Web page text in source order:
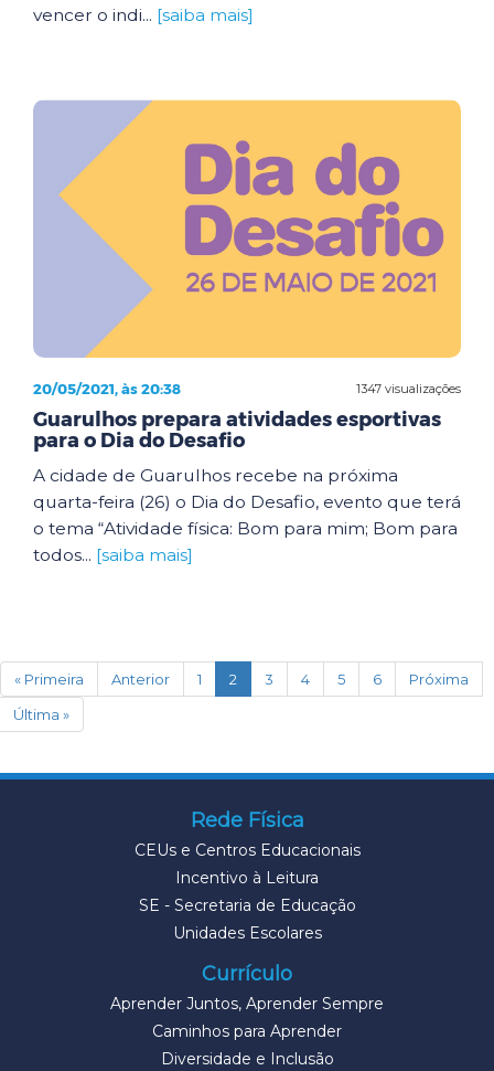
vencer o indi... [saiba mais]
1347 visualizações
20/05/2021, às 20:38
Guarulhos prepara atividades esportivas
para o Dia do Desafio
A cidade de Guarulhos recebe na próxima
quarta-feira (26) o Dia do Desafio, evento que terá
o tema “Atividade física: Bom para mim; Bom para
todos... [saiba mais]
« Primeira Anterior 1 2 (current)
3 4 5 6
Próxima
Última »
Rede Física
CEUs e Centros Educacionais
Incentivo à Leitura
SE - Secretaria de Educação
Unidades Escolares
Currículo
Aprender Juntos, Aprender Sempre
Caminhos para Aprender
Diversidade e Inclusão